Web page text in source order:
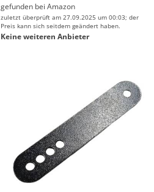
gefunden bei Amazon
zuletzt überprüft am 27.09.2025 um 00:03; der
Preis kann sich seitdem geändert haben.
Keine weiteren Anbieter